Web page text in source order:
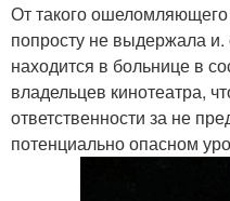
От такого
попросту не выдержала
находится в больнице в
владельцев кинотеатра,
ответственности за не
потенциально опасном